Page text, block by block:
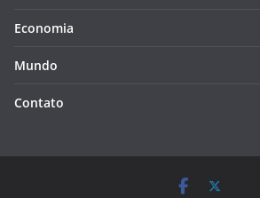
Economia
Mundo
Contato